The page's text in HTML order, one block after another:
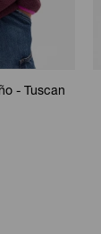
- Tuscan